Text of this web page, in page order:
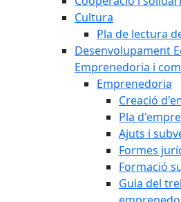
Cultura
Pla de lectura
Desenvolupament
Emprenedoria i
Emprenedoria
Creació
Pla
Ajuts i
Formes
Formació
Guia del